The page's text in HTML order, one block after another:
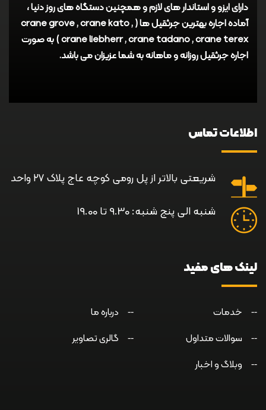
دارای ایزو و استاندار های لازم و همچنین دستگاه های روز دنیا ،
آماده اجاره بهترین جرثقیل ها ( crane grove , crane kato ,
crane liebherr , crane tadano , crane terex ) به صورت
اجاره جرثقیل روزانه و ماهانه به شما عزیزان می باشد.
اطلاعات تماس
شریعتی بالاتر از پل رومی کوچه عاج پلاک ۲۷ واحد
شنبه الی پنج شنبه: 9.30 تا 19.00
لینک های مفید
خدمات
درباره ما
سوالات متداول
گالری تصاویر
وبلاگ و اخبار